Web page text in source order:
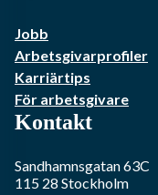
Jobb
Arbetsgivarprofiler
Karriärtips
För arbetsgivare
Kontakt
Sandhamnsgatan 63C
115 28 Stockholm